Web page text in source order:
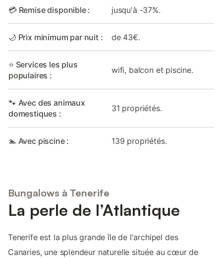
💳 Remise disponible : jusqu'à -37%.
🌙 Prix minimum par nuit : de 43€.
⭐ Services les plus
populaires :
wifi, balcon et piscine.
🐾 Avec des animaux
domestiques :
31 propriétés.
🏊 Avec piscine : 139 propriétés.
Bungalows à Tenerife
La perle de l’Atlantique
Tenerife est la plus grande île de l'archipel des
Canaries, une splendeur naturelle située au cœur de